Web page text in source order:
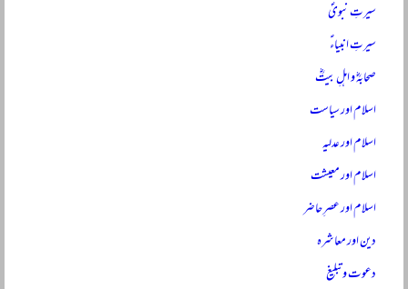
سیرتِ نبویؐ
سیرتِ انبیاءؑ
صحابہؓ و اہلِ بیتؓ
اسلام اور سیاست
اسلام اور عدلیہ
اسلام اور معیشت
اسلام اور عصرِ حاضر
دین اور معاشرہ
دعوت و تبلیغ